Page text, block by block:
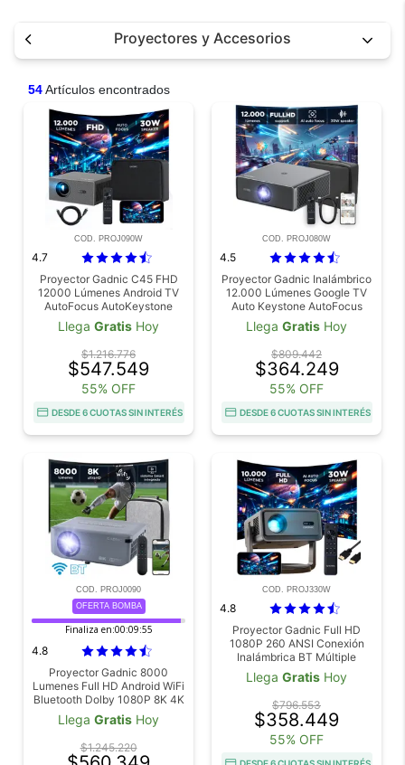
Proyectores y Accesorios
54Artículos encontrados
COD. PROJ090W
4.7
Proyector Gadnic C45 FHD
12000 Lúmenes Android TV
AutoFocus AutoKeystone
Bolso Transportador Cable
HDMI
Llega Gratis Hoy
$1.216.776
$547.549
55% OFF
DESDE 6 CUOTAS SIN INTERÉS
COD. PROJ080W
4.5
Proyector Gadnic Inalámbrico
12.000 Lúmenes Google TV
Auto Keystone AutoFocus
WiFi BT
Llega Gratis Hoy
$809.442
$364.249
55% OFF
DESDE 6 CUOTAS SIN INTERÉS
COD. PROJ0090
OFERTA BOMBA
Finaliza en:00:09:54
4.8
Proyector Gadnic 8000
Lumenes Full HD Android WiFi
Bluetooth Dolby 1080P 8K 4K
Llega Gratis Hoy
$1.245.220
COD. PROJ330W
4.8
Proyector Gadnic Full HD
1080P 260 ANSI Conexión
Inalámbrica BT Múltiple
Conectividad
Llega Gratis Hoy
$796.553
$358.449
55% OFF